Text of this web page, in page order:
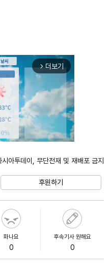
arrow_forward_ios 더보기
아투데이, 무단전재 및 재배포 금지
후원하기
화나요
0
후속기사 원해요
0